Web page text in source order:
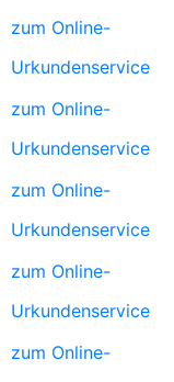
zum Online-
Urkundenservice
zum Online-
Urkundenservice
zum Online-
Urkundenservice
zum Online-
Urkundenservice
zum Online-